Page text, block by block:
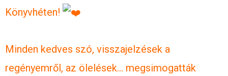
Könyvhéten!
Minden kedves szó, visszajelzések a
regényemről, az ölelések… megsimogatták